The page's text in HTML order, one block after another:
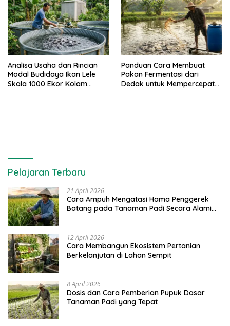
Analisa Usaha dan Rincian
Modal Budidaya Ikan Lele
Skala 1000 Ekor Kolam
Panduan Cara Membuat
Pakan Fermentasi dari
Dedak untuk Mempercepat
Pelajaran Terbaru
21 April 2026
Cara Ampuh Mengatasi Hama Penggerek
Batang pada Tanaman Padi Secara Alami
12 April 2026
Cara Membangun Ekosistem Pertanian
Berkelanjutan di Lahan Sempit
8 April 2026
Dosis dan Cara Pemberian Pupuk Dasar
Tanaman Padi yang Tepat